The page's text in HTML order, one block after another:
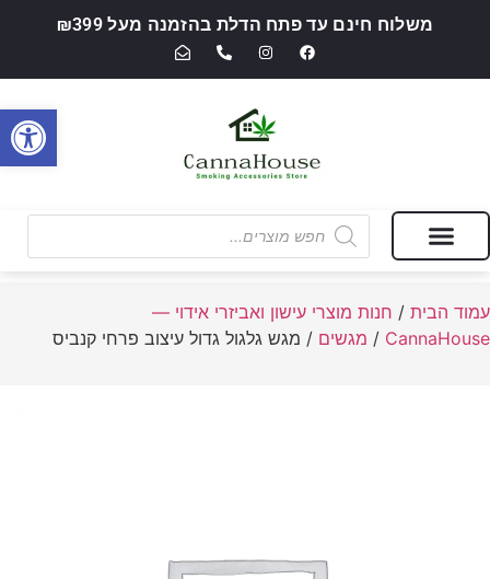
משלוח חינם עד פתח הדלת בהזמנה מעל ₪399
עמוד הבית / חנות מוצרי עישון ואביזרי אידוי —
CannaHouse
/ מגשים / מגש גלגול גדול עיצוב פרחי קנביס
פתח